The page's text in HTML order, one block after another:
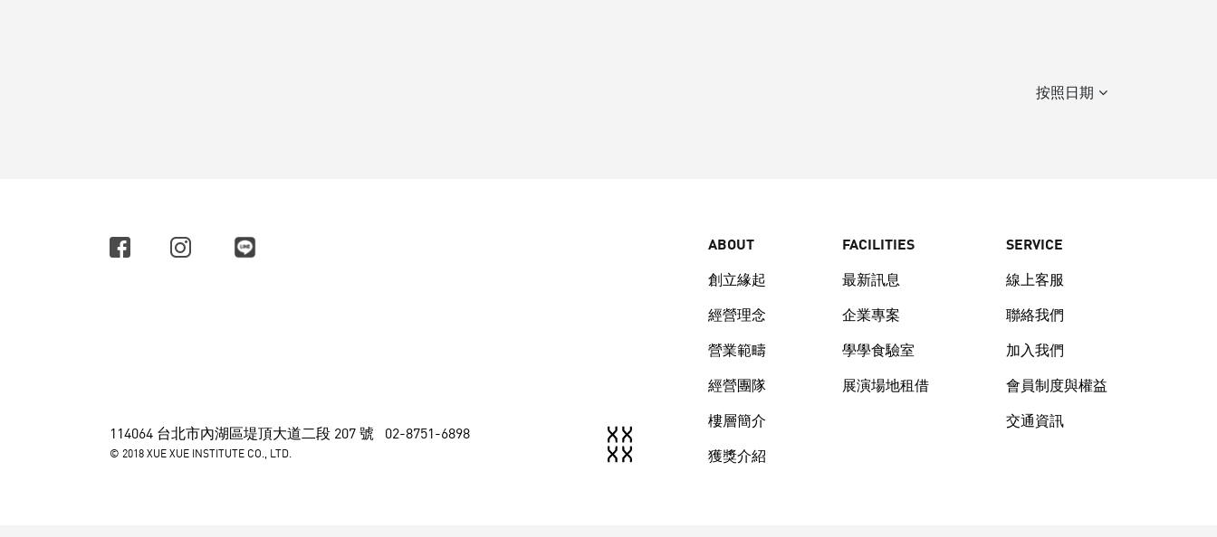
按照日期
114064 台北市內湖區堤頂大道二段 207 號 02-8751-6898
© 2018 XUE XUE INSTITUTE CO., LTD.
ABOUT
創立緣起
經營理念
營業範疇
經營團隊
樓層簡介
獲獎介紹
FACILITIES
最新訊息
企業專案
學學食驗室
展演場地租借
SERVICE
線上客服
聯絡我們
加入我們
會員制度與權益
交通資訊